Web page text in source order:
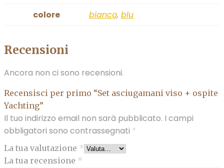
colore bianco, blu
Recensioni
Ancora non ci sono recensioni.
Recensisci per primo “Set asciugamani viso + ospite
Yachting”
Il tuo indirizzo email non sarà pubblicato. I campi
obbligatori sono contrassegnati *
La tua valutazione *
La tua recensione *